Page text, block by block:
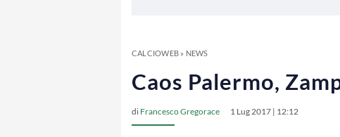
CALCIOWEB» NEWS
Caos Palermo,
di Francesco Gregorace 1 Lug 2017 | 12:12